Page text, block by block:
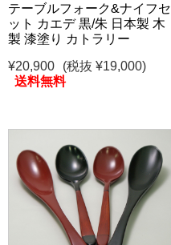
テーブルフォーク&ナイフセ
ット カエデ 黒/朱 日本製 木
製 漆塗り カトラリー
¥20,900
(税抜 ¥19,000)
送料無料